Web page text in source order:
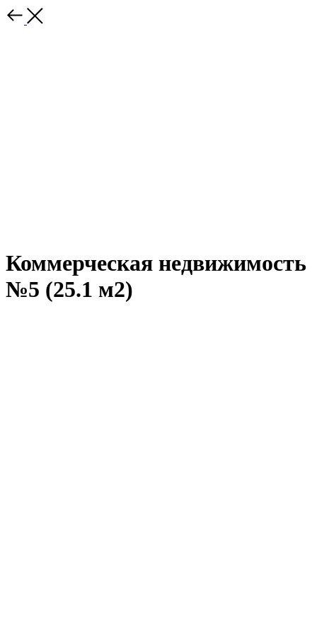
Коммерческая недвижимость
№5 (25.1 м2)